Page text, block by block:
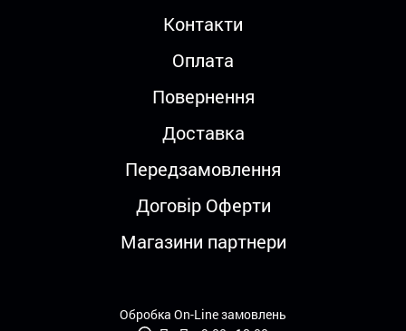
Контакти
Оплата
Повернення
Доставка
Передзамовлення
Договір Оферти
Магазини партнери
Обробка On-Line замовлень